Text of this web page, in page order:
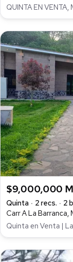
QUINTA EN
$9,000,000
Quinta
2 recs. 2
Carr A La
Quinta en Venta |